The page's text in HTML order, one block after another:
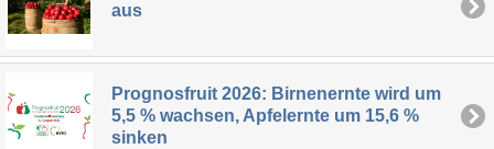
aus
Prognosfruit 2026: Birnenernte wird um
5,5 % wachsen, Apfelernte um 15,6 %
sinken